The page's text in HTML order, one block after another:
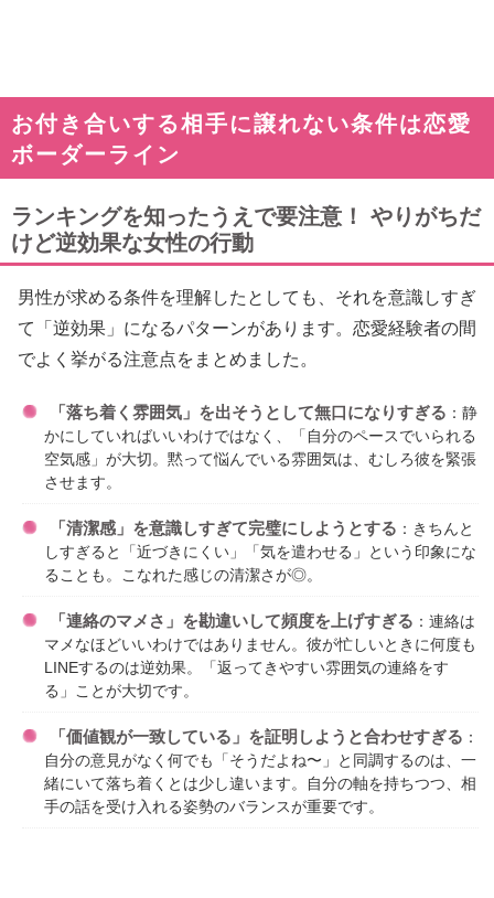
お付き合いする相手に譲れない条件は恋愛
ボーダーライン
ランキングを知ったうえで要注意！ やりがちだ
けど逆効果な女性の行動
男性が求める条件を理解したとしても、それを意識しすぎ
て「逆効果」になるパターンがあります。恋愛経験者の間
でよく挙がる注意点をまとめました。
「落ち着く雰囲気」を出そうとして無口になりすぎる ：静
かにしていればいいわけではなく、「自分のペースでいられる
空気感」が大切。黙って悩んでいる雰囲気は、むしろ彼を緊張
させます。
「清潔感」を意識しすぎて完璧にしようとする ：きちんと
しすぎると「近づきにくい」「気を遣わせる」という印象にな
ることも。こなれた感じの清潔さが◎。
「連絡のマメさ」を勘違いして頻度を上げすぎる ：連絡は
マメなほどいいわけではありません。彼が忙しいときに何度も
LINEするのは逆効果。「返ってきやすい雰囲気の連絡をす
る」ことが大切です。
「価値観が一致している」を証明しようと合わせすぎる ：
自分の意見がなく何でも「そうだよね〜」と同調するのは、一
緒にいて落ち着くとは少し違います。自分の軸を持ちつつ、相
手の話を受け入れる姿勢のバランスが重要です。